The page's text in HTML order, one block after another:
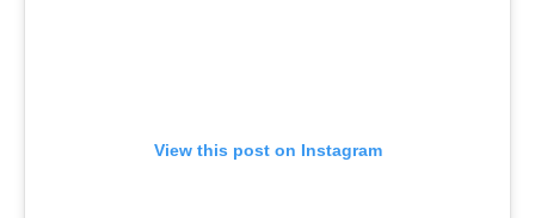
View this post on Instagram